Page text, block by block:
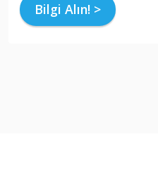
Bilgi Alın! >